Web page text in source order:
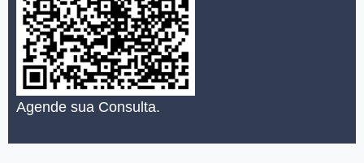
Agende sua Consulta.